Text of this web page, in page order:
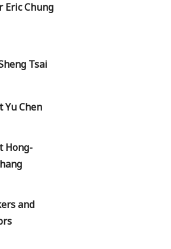
Eric Chung
Tsai
Yu Chen
Hong-
and